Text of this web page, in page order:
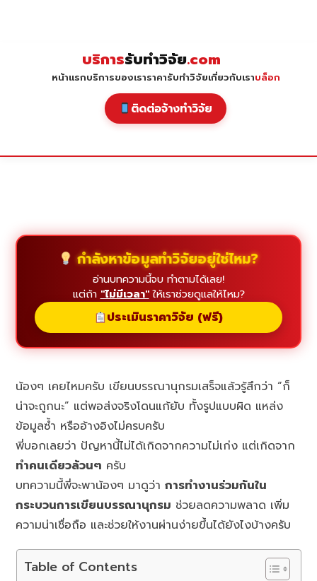
บริการรับทำวิจัย.com
หน้าแรกบริการของเราราคารับทำวิจัยเกี่ยวกับเราบล็อก
ติดต่อจ้างทำวิจัย
กำลังหาข้อมูลทำวิจัยอยู่ใช่ไหม?
อ่านบทความนี้จบ ทำตามได้เลย!
แต่ถ้า "ไม่มีเวลา"ให้เราช่วยดูแลให้ไหม?
ประเมินราคาวิจัย (ฟรี)
น้องๆ เคยไหมครับ เขียนบรรณานุกรมเสร็จแล้วรู้สึกว่า “ก็
น่าจะถูกนะ” แต่พอส่งจริงโดนแก้ยับ ทั้งรูปแบบผิด แหล่ง
ข้อมูลซ้ำ หรืออ้างอิงไม่ครบครับ
พี่บอกเลยว่า ปัญหานี้ไม่ได้เกิดจากความไม่เก่ง แต่เกิดจาก
ทำคนเดียวล้วนๆ ครับ
บทความนี้พี่จะพาน้องๆ มาดูว่าการทำงานร่วมกันใน
กระบวนการเขียนบรรณานุกรม ช่วยลดความพลาด เพิ่ม
ความน่าเชื่อถือ และช่วยให้งานผ่านง่ายขึ้นได้ยังไงบ้างครับ
Table of Contents